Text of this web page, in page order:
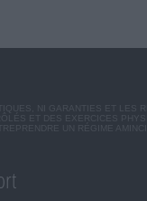
NI GARANTIES ET LES
ET DES EXERCICES
UN RÉGIME